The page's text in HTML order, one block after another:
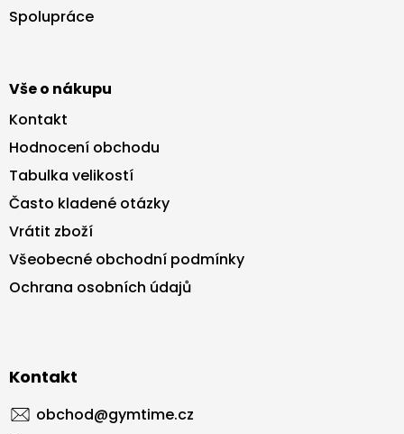
Spolupráce
Vše o nákupu
Kontakt
Hodnocení obchodu
Tabulka velikostí
Často kladené otázky
Vrátit zboží
Všeobecné obchodní podmínky
Ochrana osobních údajů
Kontakt
obchod@gymtime.cz